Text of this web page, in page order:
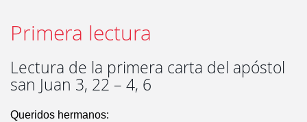
Primera lectura
Lectura de la primera carta del apóstol
san Juan 3, 22 – 4, 6
Queridos hermanos: